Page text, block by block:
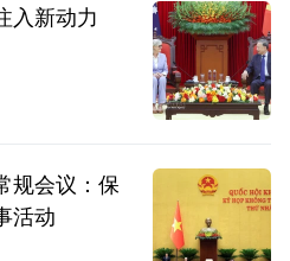
入新动力
规会议：保
活动